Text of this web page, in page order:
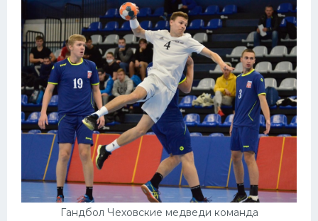
Гандбол Чеховские медведи команда